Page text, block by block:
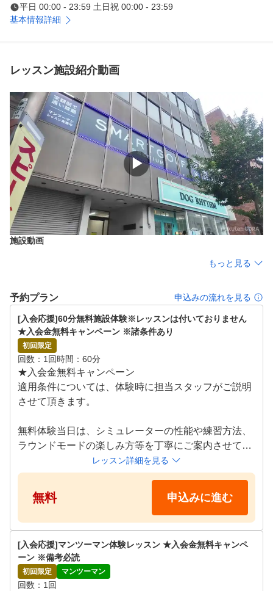
平日 00:00 - 23:59 土日祝 00:00 - 23:59
基本情報詳細
レッスン施設紹介動画
▶
施設動画
もっと見る
予約プラン 申込みの流れを見る
[入会応援]60分無料施設体験※レッスンは付いておりません
★入会金無料キャンペーン ※諸条件あり
初回限定
回数 1回時間 60分
★入会金無料キャンペーン
適用条件については、体験時に担当スタッフがご説明
させて頂きます。
無料体験当日は、シミュレーターの性能や練習方法、
ラウンドモードの楽しみ方等を丁寧にご案内させてい
クラブのお貸出しも無料で行っておりますので、お気
軽にお越しください！
●施設体験スケジュール
月~日 09:00～21:00
※ご希望の日時をリクエスト画面よりご提示ください
。追ってご連絡差し上げます。
レッスン詳細を見る
無料 申込みに進む
[入会応援]マンツーマン体験レッスン ★入会金無料キャンペ
ーン ※備考必読
初回限定 マンツーマン
回数
1回